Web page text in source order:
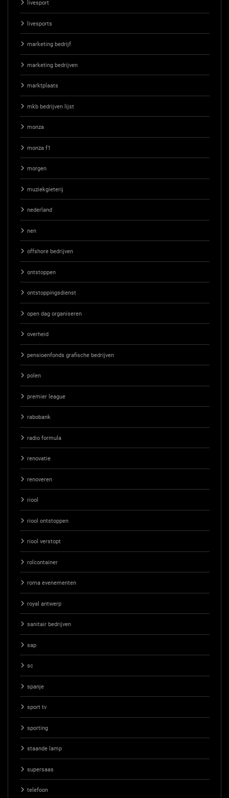
livesport
livesports
marketing bedrijf
marketing bedrijven
marktplaats
mkb bedrijven lijst
monza
monza f1
morgen
muziekgieterij
nederland
nen
offshore bedrijven
ontstoppen
ontstoppingsdienst
open dag organiseren
overheid
pensioenfonds grafische bedrijven
polen
premier league
rabobank
radio formula
renovatie
renoveren
riool
riool ontstoppen
riool verstopt
rolcontainer
roma evenementen
royal antwerp
sanitair bedrijven
sap
sc
spanje
sport tv
sporting
staande lamp
supersaas
telefoon